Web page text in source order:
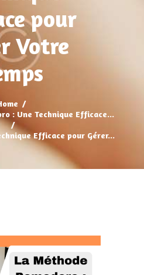
pour
Votre
: Une Technique Efficace...
Efficace pour Gérer...